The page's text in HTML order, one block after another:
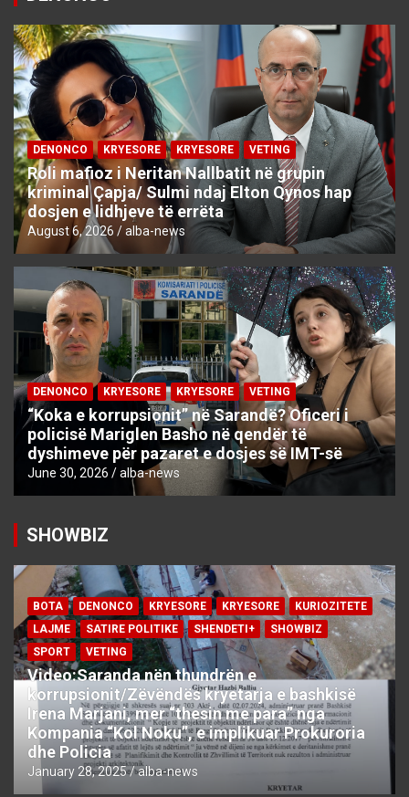
DENONCO KRYESORE KRYESORE VETING
Roli mafioz i Neritan Nallbatit në grupin
kriminal Çapja/ Sulmi ndaj Elton Qynos hap
dosjen e lidhjeve të errëta
August 6, 2026 alba-news
DENONCO KRYESORE KRYESORE VETING
“Koka e korrupsionit” në Sarandë? Oficeri i
policisë Mariglen Basho në qendër të
dyshimeve për pazaret e dosjes së IMT-së
June 30, 2026 alba-news
SHOWBIZ
BOTA DENONCO KRYESORE KRYESORE
KURIOZITETE
LAJME
SATIRE POLITIKE SHENDETI+
SHOWBIZ
SPORT
VETING
Video:Saranda nën thundrën e
korrupsionit/Zëvëndës kryetarja e bashkisë
Irena Marjani, mer “thesin me para” nga
Kompania “Kol Noku”, e implikuar Prokuroria
dhe Policia
January 28, 2025 alba-news